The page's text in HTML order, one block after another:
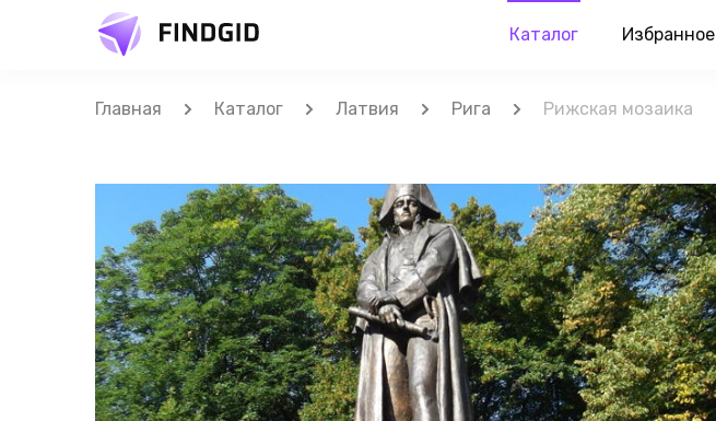
Каталог Избранное
Главная Каталог Латвия Рига Рижская мозаика